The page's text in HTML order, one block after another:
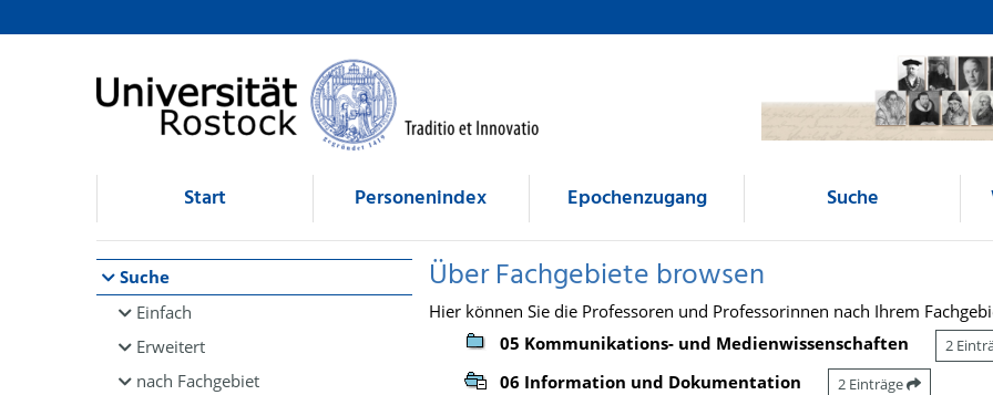
Browsen
direkt zum Inhalt
Start Personenindex Epochenzugang Suche
Suche
Einfach
Erweitert
nach Fachgebiet
Über Fachgebiete browsen
Hier können Sie die Professoren und Professorinnen nach Ihrem
05 Kommunikations- und Medienwissenschaften
2
06 Information und Dokumentation 2 Einträge